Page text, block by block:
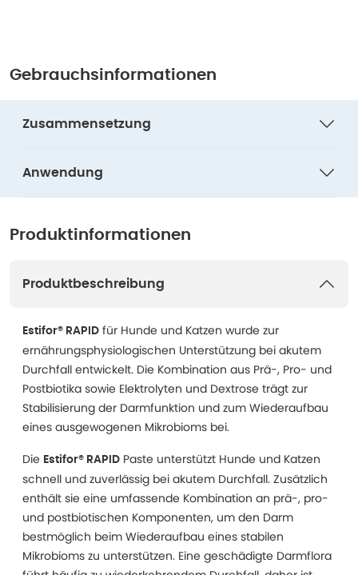
Gebrauchsinformationen
Zusammensetzung
Anwendung
Produktinformationen
Produktbeschreibung
Estifor® RAPID für Hunde und Katzen wurde zur
ernährungsphysiologischen Unterstützung bei akutem
Durchfall entwickelt. Die Kombination aus Prä-, Pro- und
Postbiotika sowie Elektrolyten und Dextrose trägt zur
Stabilisierung der Darmfunktion und zum Wiederaufbau
eines ausgewogenen Mikrobioms bei.
Die Estifor® RAPID Paste unterstützt Hunde und Katzen
schnell und zuverlässig bei akutem Durchfall. Zusätzlich
enthält sie eine umfassende Kombination an prä-, pro-
und postbiotischen Komponenten, um den Darm
bestmöglich beim Wiederaufbau eines stabilen
Mikrobioms zu unterstützen. Eine geschädigte Darmflora